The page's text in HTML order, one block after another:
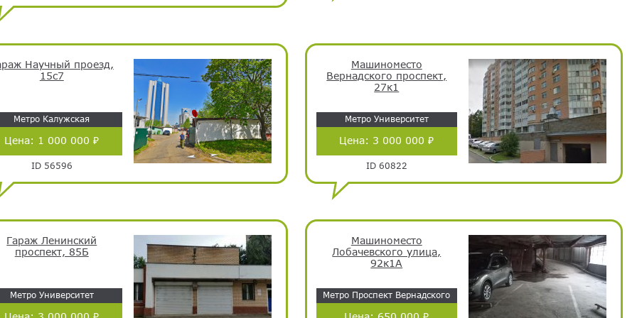
Научный проезд,
15с7
Метро Калужская
Цена: 1 000 000 ₽
ID 56596
Машиноместо
Вернадского проспект,
27к1
Метро Университет
Цена: 3 000 000 ₽
ID 60822
Гараж Ленинский
проспект, 85Б
Метро Университет
Машиноместо
Лобачевского улица,
92к1А
Метро Проспект Вернадского